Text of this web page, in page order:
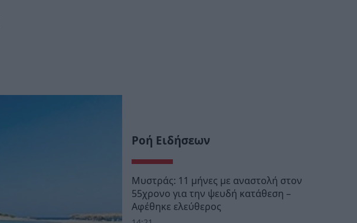
Ροή Ειδήσεων
Μυστράς: 11 μήνες με αναστολή στον
55χρονο για την ψευδή κατάθεση –
Αφέθηκε ελεύθερος